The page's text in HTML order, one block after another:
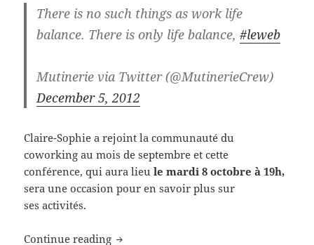
There is no such things as work life
balance. There is only life balance,#leweb
Mutinerie via Twitter (@MutinerieCrew)
December 5, 2012
Claire-Sophie a rejoint la communauté du
coworking au mois de septembre et cette
conférence, qui aura lieule mardi 8 octobre à 19h,
sera une occasion pour en savoir plus sur
ses activités.
Continue reading “Du désir à l’action” à superbelleville